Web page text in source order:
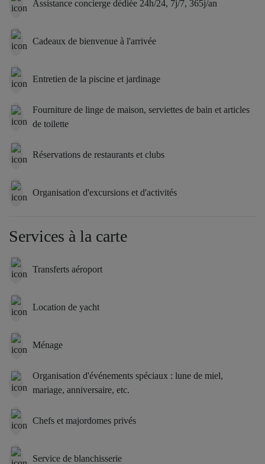
Assistance concierge dédiée 24h/24, 7j/7, 365j/an
Cadeaux de bienvenue à l'arrivée
Entretien de la piscine et jardinage
Fourniture de linge de maison, serviettes de bain et articles
de toilette
Réservations de restaurants et clubs
Organisation d'excursions et d'activités
Services à la carte
Transferts aéroport
Location de yacht
Ménage
Organisation d'événements spéciaux : lune de miel,
mariage, anniversaire, etc.
Chefs et majordomes privés
Service de blanchisserie